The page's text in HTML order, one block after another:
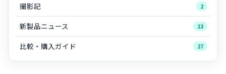
撮影記 2
新製品ニュース 13
比較・購入ガイド 27